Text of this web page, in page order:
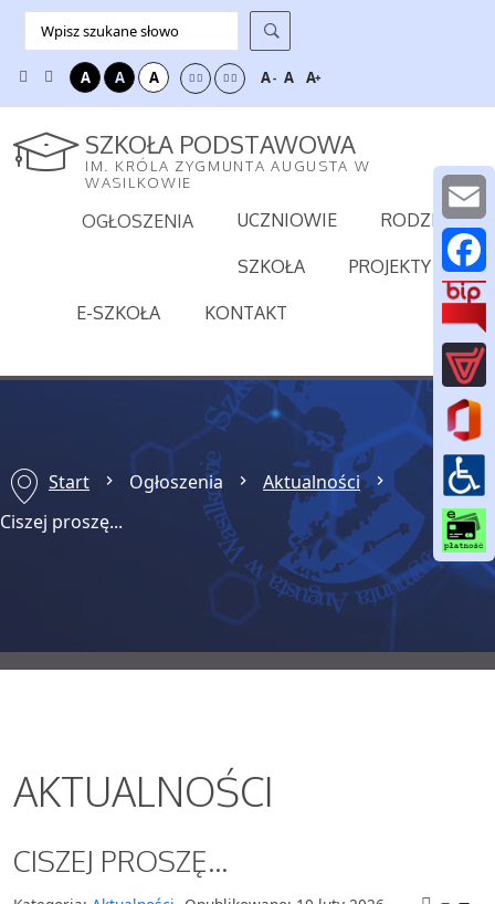
A A A A- A A+
SZKOŁA PODSTAWOWA
IM. KRÓLA ZYGMUNTA AUGUSTA W
WASILKOWIE
OGŁOSZENIA UCZNIOWIE RODZICE
SZKOŁA PROJEKTY
E-SZKOŁA KONTAKT
Start Ogłoszenia
Aktualności
Ciszej proszę...
E
m
a
F
a
c
e
b
o
o
AKTUALNOŚCI
CISZEJ PROSZĘ...